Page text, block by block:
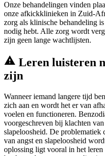
Onze behandelingen vinden
onze afkickklinieken in Zuid-
zorg als klinische behandeling
nodig hebt. Alle zorg wordt
zijn geen lange wachtlijsten.
Leren luisteren
zijn
Wanneer iemand langere tijd
zich aan en wordt het er van
voelen en functioneren.
voorgeschreven bij klachten
slapeloosheid. De problematiek
van angst en slapeloosheid
oplossing ligt vooral in het leren